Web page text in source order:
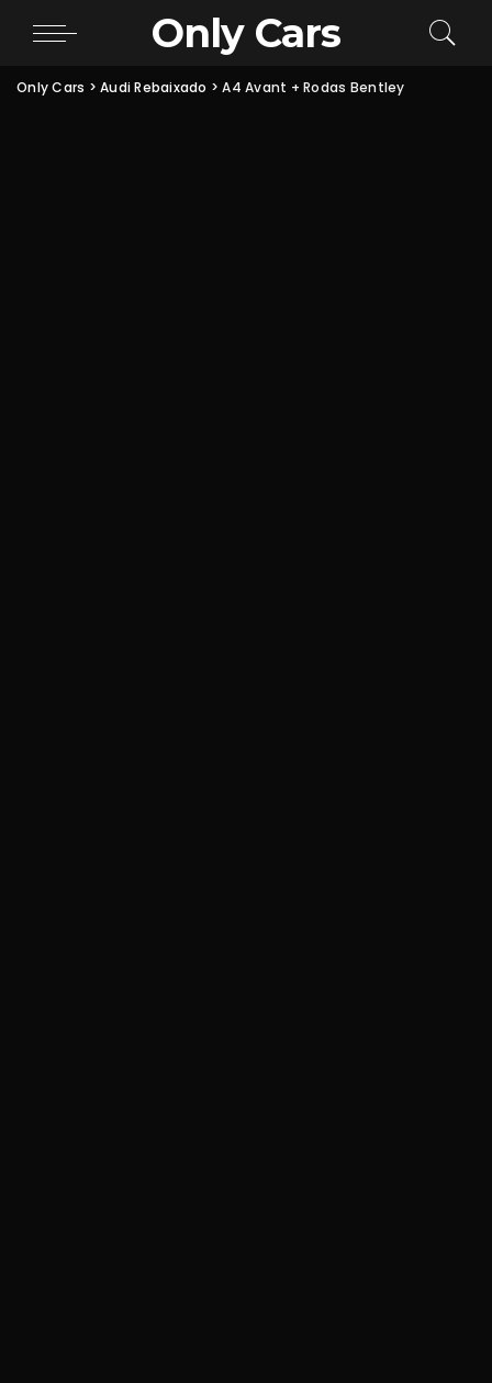
Only Cars
Only Cars >Audi Rebaixado >A4 Avant + Rodas Bentley